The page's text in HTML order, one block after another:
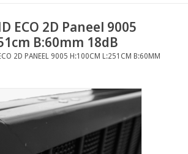
ECO 2D Paneel 9005
B:60mm 18dB
2D PANEEL 9005 H:100CM L:251CM B:60MM